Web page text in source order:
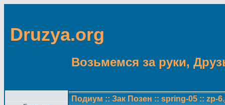
Druzya.org
Возьмемся за руки,
Подиум :: Зак Позен :: spring-05 :: zp-